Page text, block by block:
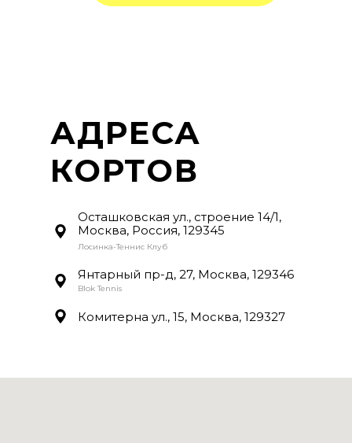
АДРЕСА
КОРТОВ
Лосинка-Теннис Клуб
Осташковская ул., строение 14/1,
Москва, Россия, 129345
Blok Tennis
Янтарный пр-д, 27, Москва, 129346
Комитерна ул., 15, Москва, 129327